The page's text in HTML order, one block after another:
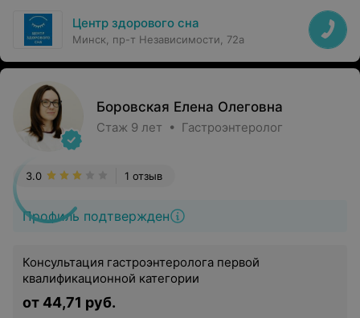
Центр здорового сна
Минск, пр-т Независимости, 72а
Боровская Елена Олеговна
Стаж 9 лет • Гастроэнтеролог
Профиль подтвержден
1 отзыв
3.0
Консультация гастроэнтеролога первой
квалификационной категории
от 44,71 руб.